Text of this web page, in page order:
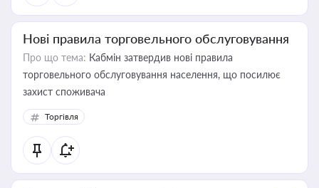
Нові правила торговельного обслуговування
Про що тема: Кабмін затвердив нові правила
торговельного обслуговування населення, що посилює
захист споживача
Торгівля